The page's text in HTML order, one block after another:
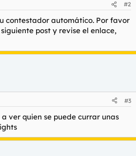
#2
contestador automático. Por favor
post y revise el enlace,
#3
ver quien se puede currar unas